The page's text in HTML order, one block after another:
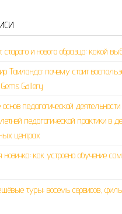
старого и нового образца: какой
Таиланда: почему стоит
Gallery
педагогической
педагогической практики в
центрах
как устроено обучение
туры: восемь сервисов,